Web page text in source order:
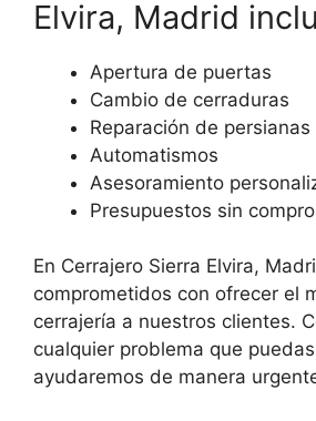
Elvira, Madrid
Apertura de puertas
Cambio de cerraduras
Reparación de
Automatismos
Asesoramiento
Presupuestos sin
En Cerrajero Sierra Elvira,
comprometidos con ofrecer el
cerrajería a nuestros clientes.
cualquier problema que
ayudaremos de manera